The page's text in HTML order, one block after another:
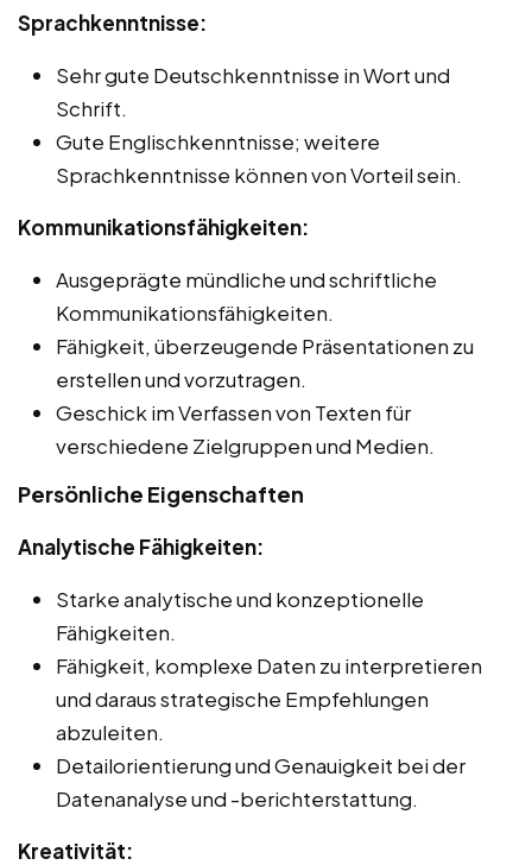
Sprachkenntnisse:
Sehr gute Deutschkenntnisse in Wort und
Schrift.
Gute Englischkenntnisse; weitere
Sprachkenntnisse können von Vorteil sein.
Kommunikationsfähigkeiten:
Ausgeprägte mündliche und schriftliche
Kommunikationsfähigkeiten.
Fähigkeit, überzeugende Präsentationen zu
erstellen und vorzutragen.
Geschick im Verfassen von Texten für
verschiedene Zielgruppen und Medien.
Persönliche Eigenschaften
Analytische Fähigkeiten:
Starke analytische und konzeptionelle
Fähigkeiten.
Fähigkeit, komplexe Daten zu interpretieren
und daraus strategische Empfehlungen
abzuleiten.
Detailorientierung und Genauigkeit bei der
Datenanalyse und -berichterstattung.
Kreativität: